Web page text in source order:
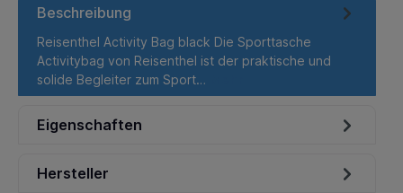
Beschreibung
Reisenthel Activity Bag black Die Sporttasche
Activitybag von Reisenthel ist der praktische und
solide Begleiter zum Sport…
Eigenschaften
Hersteller